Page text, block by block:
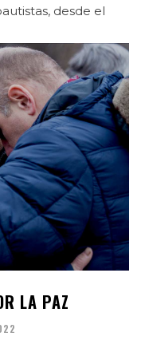
desde el
LA PAZ